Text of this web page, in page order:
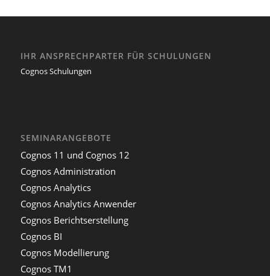
IHR ANSPRECHPARTER FÜR SCHULUNGEN
Cognos Schulungen
SEMINARANGEBOTE
Cognos 11 und Cognos 12
Cognos Administration
Cognos Analytics
Cognos Analytics Anwender
Cognos Berichtserstellung
Cognos BI
Cognos Modellierung
Cognos TM1